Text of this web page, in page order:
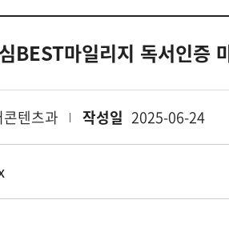
BEST마일리지 독서인증
텐츠과 작성일 2025-06-24